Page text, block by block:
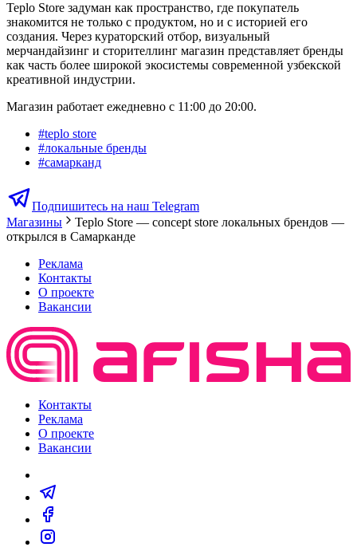
Teplo Store задуман как пространство, где покупатель
знакомится не только с продуктом, но и с историей его
создания. Через кураторский отбор, визуальный
мерчандайзинг и сторителлинг магазин представляет бренды
как часть более широкой экосистемы современной узбекской
креативной индустрии.
Магазин работает ежедневно с 11:00 до 20:00.
#teplo store
#локальные бренды
#самарканд
Подпишитесь на наш Telegram
Магазины
Teplo Store — concept store локальных брендов —
открылся в Самарканде
Реклама
Контакты
О проекте
Вакансии
Контакты
Реклама
О проекте
Вакансии